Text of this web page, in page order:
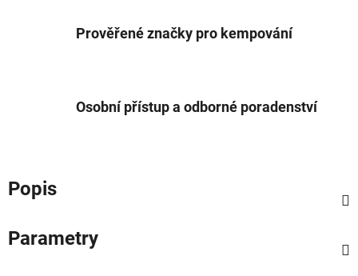
Prověřené značky pro kempování
Osobní přístup a odborné poradenství
Popis
Parametry